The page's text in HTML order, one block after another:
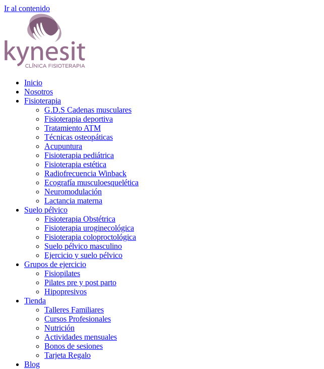
Ir al contenido
Inicio
Nosotros
Fisioterapia
G.D.S Cadenas musculares
Fisioterapia deportiva
Tratamiento ATM
Técnicas osteopáticas
Acupuntura
Fisioterapia pediátrica
Fisioterapia estética
Radiofrecuencia Winback
Ecografía musculoesquelética
Neuromodulación
Lactancia materna
Suelo pélvico
Fisioterapia Obstétrica
Fisioterapia uroginecológica
Fisioterapia coloproctológica
Suelo pélvico masculino
Ejercicio y suelo pélvico
Grupos de ejercicio
Fisiopilates
Pilates pre y post parto
Hipopresivos
Tienda
Talleres Familiares
Cursos Profesionales
Nutrición
Actividades mensuales
Bonos de sesiones
Tarjeta Regalo
Blog